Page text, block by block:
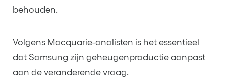
behouden.
Volgens Macquarie-analisten is het essentieel
dat Samsung zijn geheugenproductie aanpast
aan de veranderende vraag.